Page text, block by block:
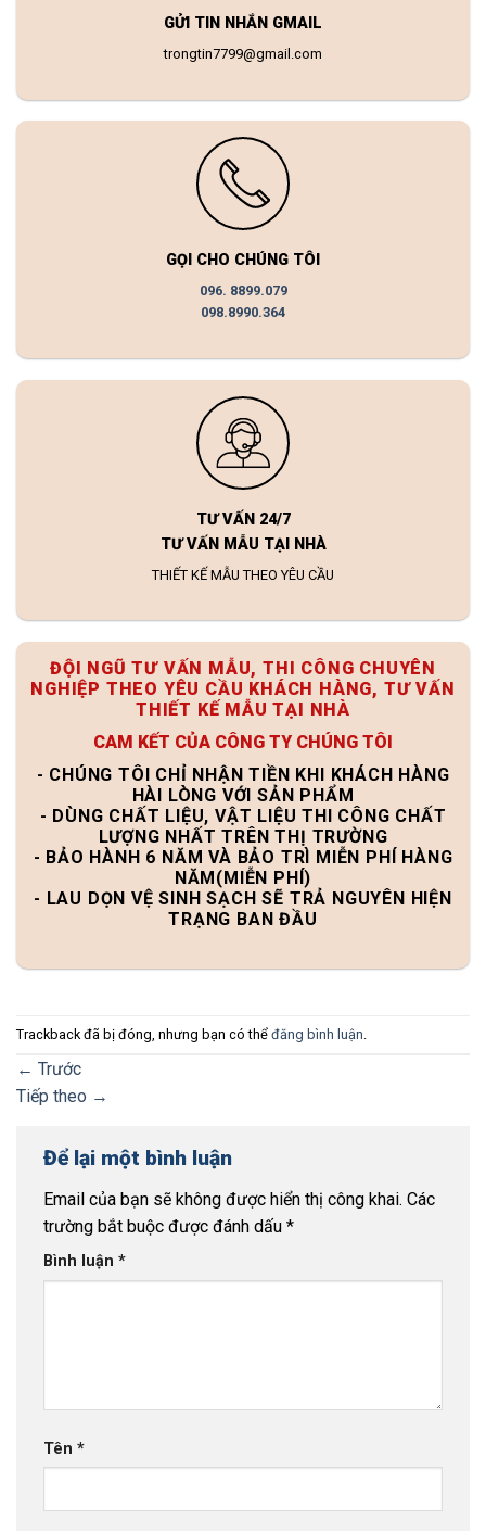
GỬI TIN NHẮN GMAIL
trongtin7799@gmail.com
GỌI CHO CHÚNG TÔI
096. 8899.079
098.8990.364
TƯ VẤN 24/7
TƯ VẤN MẪU TẠI NHÀ
THIẾT KẾ MẪU THEO YÊU CẦU
ĐỘI NGŨ TƯ VẤN MẪU, THI CÔNG CHUYÊN
NGHIỆP THEO YÊU CẦU KHÁCH HÀNG, TƯ VẤN
THIẾT KẾ MẪU TẠI NHÀ
CAM KẾT CỦA CÔNG TY CHÚNG TÔI
- CHÚNG TÔI CHỈ NHẬN TIỀN KHI KHÁCH HÀNG
HÀI LÒNG VỚI SẢN PHẨM
- DÙNG CHẤT LIỆU, VẬT LIỆU THI CÔNG CHẤT
LƯỢNG NHẤT TRÊN THỊ TRƯỜNG
- BẢO HÀNH 6 NĂM VÀ BẢO TRÌ MIỄN PHÍ HÀNG
NĂM(MIỄN PHÍ)
- LAU DỌN VỆ SINH SẠCH SẼ TRẢ NGUYÊN HIỆN
TRẠNG BAN ĐẦU
Trackback đã bị đóng, nhưng bạn có thể đăng bình luận
← Trước
Tiếp theo →
Để lại một bình luận
Email của bạn sẽ không được hiển thị công khai. Các
trường bắt buộc được đánh dấu *
Bình luận *
Tên *